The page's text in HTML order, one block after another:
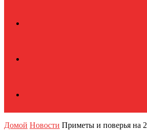
Домой Новости Приметы и поверья на